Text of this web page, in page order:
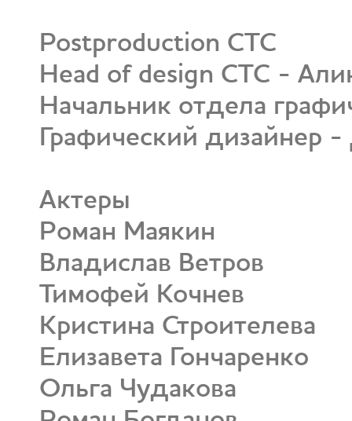
Postproduction СТС
Head of design СТС -
Начальник отдела
Графический дизайнер
Актеры
Роман Маякин
Владислав Ветров
Тимофей Кочнев
Кристина Строителева
Елизавета Гончаренко
Ольга Чудакова